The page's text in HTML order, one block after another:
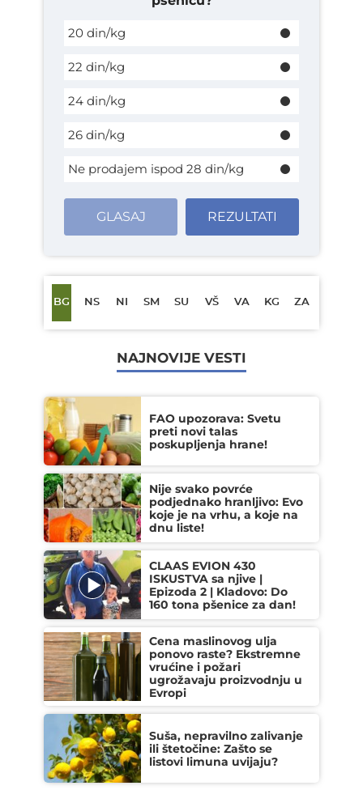
20 din/kg
22 din/kg
24 din/kg
26 din/kg
Ne prodajem ispod 28 din/kg
GLASAJ REZULTATI
BG NS NI SM SU VŠ VA KG ZA
NAJNOVIJE VESTI
FAO upozorava: Svetu
preti novi talas
poskupljenja hrane!
Nije svako povrće
podjednako hranljivo: Evo
koje je na vrhu, a koje na
dnu liste!
CLAAS EVION 430
ISKUSTVA sa njive |
Epizoda 2 | Kladovo: Do
160 tona pšenice za dan!
Cena maslinovog ulja
ponovo raste? Ekstremne
vrućine i požari
ugrožavaju proizvodnju u
Evropi
Suša, nepravilno zalivanje
ili štetočine: Zašto se
listovi limuna uvijaju?